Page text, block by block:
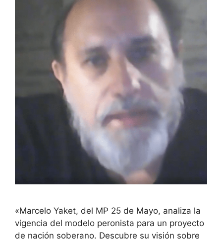
«Marcelo Yaket, del MP 25 de Mayo, analiza la
vigencia del modelo peronista para un proyecto
de nación soberano. Descubre su visión sobre